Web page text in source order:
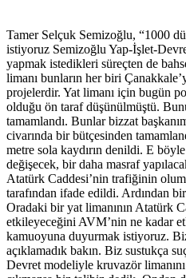
Tamer Selçuk Semizoğlu, “1000
istiyoruz Semizoğlu Yap-İşlet-
yapmak istedikleri süreçten de
limanı bunların her biri
projelerdir. Yat limanı için bugün
olduğu ön taraf düşünülmüştü.
tamamlandı. Bunlar bizzat
civarında bir bütçesinden
metre sola kaydırın denildi. E
değişecek, bir daha masraf
Atatürk Caddesi’nin trafiğinin
tarafından ifade edildi. Ardından
Oradaki bir yat limanının Atatürk
etkileyeceğini AVM’nin ne kadar
kamuoyuna duyurmak istiyoruz.
açıklamadık bakın. Biz sustukça
Devret modeliyle kruvazör